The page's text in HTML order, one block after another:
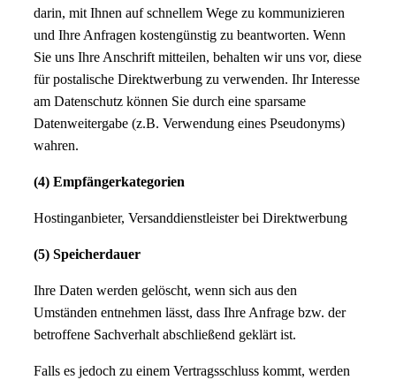
darin, mit Ihnen auf schnellem Wege zu kommunizieren
und Ihre Anfragen kostengünstig zu beantworten. Wenn
Sie uns Ihre Anschrift mitteilen, behalten wir uns vor, diese
für postalische Direktwerbung zu verwenden. Ihr Interesse
am Datenschutz können Sie durch eine sparsame
Datenweitergabe (z.B. Verwendung eines Pseudonyms)
wahren.
(4) Empfängerkategorien
Hostinganbieter, Versanddienstleister bei Direktwerbung
(5) Speicherdauer
Ihre Daten werden gelöscht, wenn sich aus den
Umständen entnehmen lässt, dass Ihre Anfrage bzw. der
betroffene Sachverhalt abschließend geklärt ist.
Falls es jedoch zu einem Vertragsschluss kommt, werden